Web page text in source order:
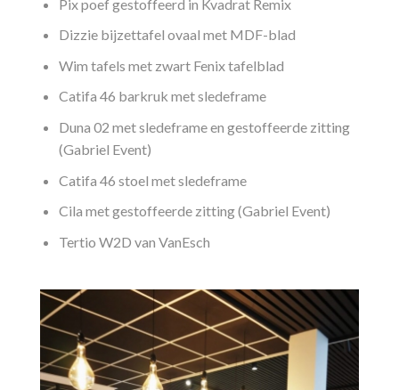
Pix poef gestoffeerd in Kvadrat Remix
Dizzie bijzettafel ovaal met MDF-blad
Wim tafels met zwart Fenix tafelblad
Catifa 46 barkruk met sledeframe
Duna 02 met sledeframe en gestoffeerde zitting
(Gabriel Event)
Catifa 46 stoel met sledeframe
Cila met gestoffeerde zitting (Gabriel Event)
Tertio W2D van VanEsch